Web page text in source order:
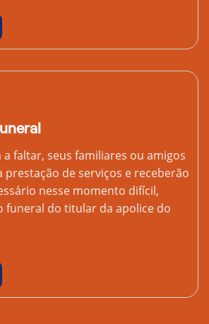
a faltar, seus familiares ou amigos
prestação de serviços e receberão
nesse momento difícil,
funeral do titular da apolice do